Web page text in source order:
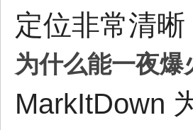
定位非常清
为什么能一夜爆
MarkItDown